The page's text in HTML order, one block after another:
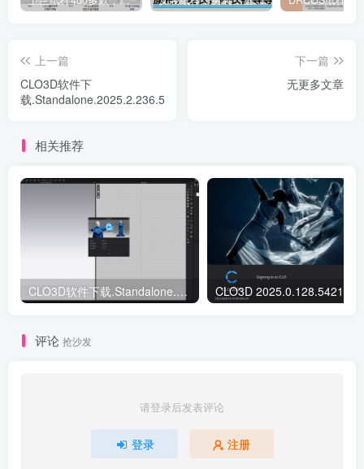
上一篇
CLO3D软件下
载.Standalone.2025.2.236.57278
下一篇
无更多文章
相关推荐
CLO3D软件下载.Standalone.2025.2.236.57278 CLO3D 2025.0.128.54210
评论 抢沙发
请登录后发表评论
登录 注册